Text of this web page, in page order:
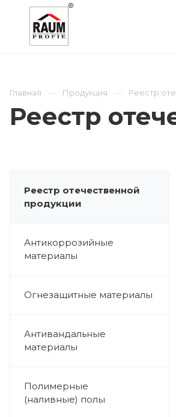
Главная
Продукция Реестр
Реестр
Реестр отечественной
продукции
Антикоррозийные
материалы
Огнезащитные материалы
Антивандальные
материалы
Полимерные
(наливные) полы